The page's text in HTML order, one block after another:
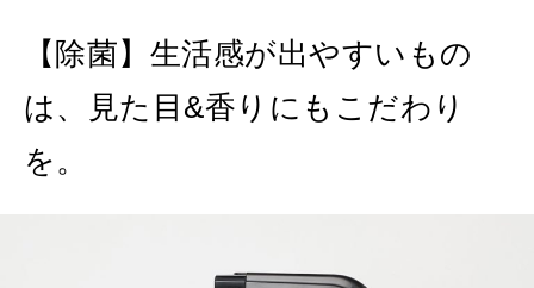
【除菌】生活感が出やすいもの
は、見た目&香りにもこだわり
を。